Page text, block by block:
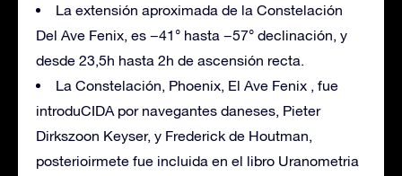
La extensión aproximada de la Constelación
Del Ave Fenix, es −41° hasta −57° declinación, y
desde 23,5h hasta 2h de ascensión recta.
La Constelación, Phoenix, El Ave Fenix , fue
introduCIDA por navegantes daneses, Pieter
Dirkszoon Keyser, y Frederick de Houtman,
posterioirmete fue incluida en el libro Uranometria